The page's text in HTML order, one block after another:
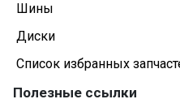
Шины
Диски
Список избранных
Полезные ссылки